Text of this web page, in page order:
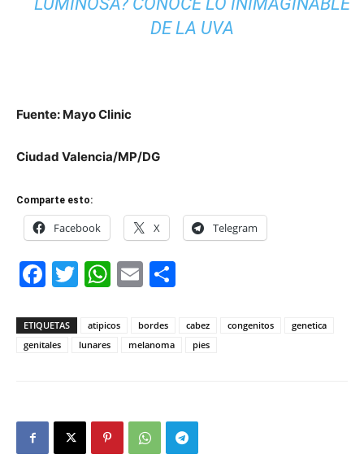
DE LA UVA
Fuente: Mayo Clinic
Ciudad Valencia/MP/DG
Comparte esto:
Facebook X Telegram
Facebook
Twitter
WhatsApp
Email
ETIQUETAS atipicos bordes cabez congenitos
genetica
genitales
lunares melanoma pies